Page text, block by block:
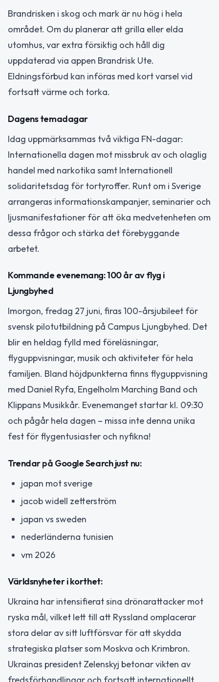
Brandrisken i skog och mark är nu hög i hela
området. Om du planerar att grilla eller elda
utomhus, var extra försiktig och håll dig
uppdaterad via appen Brandrisk Ute.
Eldningsförbud kan införas med kort varsel vid
fortsatt värme och torka.
Dagens temadagar
Idag uppmärksammas två viktiga FN-dagar:
Internationella dagen mot missbruk av och olaglig
handel med narkotika samt Internationell
solidaritetsdag för tortyroffer. Runt om i Sverige
arrangeras informationskampanjer, seminarier och
ljusmanifestationer för att öka medvetenheten om
dessa frågor och stärka det förebyggande
arbetet.
Kommande evenemang: 100 år av flyg i
Ljungbyhed
Imorgon, fredag 27 juni, firas 100-årsjubileet för
svensk pilotutbildning på Campus Ljungbyhed. Det
blir en heldag fylld med föreläsningar,
flyguppvisningar, musik och aktiviteter för hela
familjen. Bland höjdpunkterna finns flyguppvisning
med Daniel Ryfa, Engelholm Marching Band och
Klippans Musikkår. Evenemanget startar kl. 09:30
och pågår hela dagen – missa inte denna unika
fest för flygentusiaster och nyfikna!
Trendar på Google Search just nu:
japan mot sverige
jacob widell zetterström
japan vs sweden
nederländerna tunisien
vm 2026
Världsnyheter i korthet:
Ukraina har intensifierat sina drönarattacker mot
ryska mål, vilket lett till att Ryssland omplacerar
stora delar av sitt luftförsvar för att skydda
strategiska platser som Moskva och Krimbron.
Ukrainas president Zelenskyj betonar vikten av